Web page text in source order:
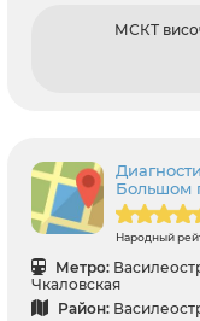
МСКТ
Большом
Народный
Метро:
Чкаловская
Район: